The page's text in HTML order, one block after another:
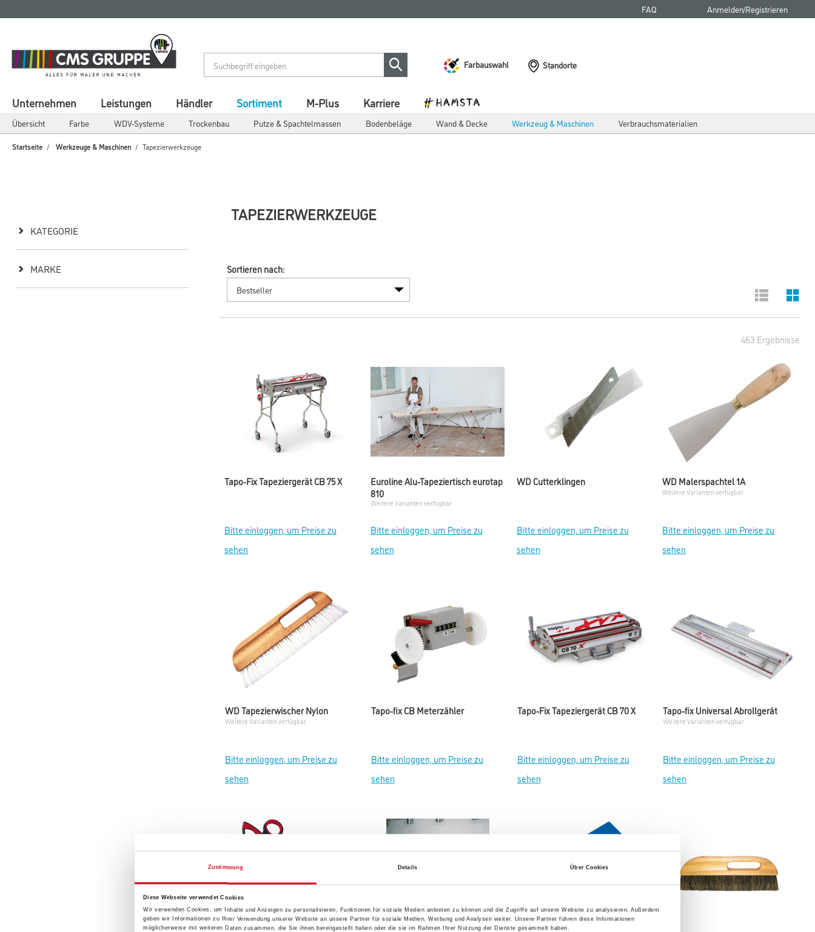
Zustimmung Details Über Cookies
Diese Webseite verwendet Cookies
Wir verwenden Cookies, um Inhalte und Anzeigen zu personalisieren, Funktionen für soziale Medien anbieten zu können und die Zugriffe auf unsere Website zu analysieren. Außerdem
geben wir Informationen zu Ihrer Verwendung unserer Website an unsere Partner für soziale Medien, Werbung und Analysen weiter. Unsere Partner führen diese Informationen
möglicherweise mit weiteren Daten zusammen, die Sie ihnen bereitgestellt haben oder die sie im Rahmen Ihrer Nutzung der Dienste gesammelt haben.
springen
springen
FAQ Anmelden/Registrieren
Farbauswahl Standorte
Unternehmen Leistungen Händler Sortiment
Übersicht Farbe WDV-Systeme Trockenbau Putze & Spachtelmassen Bodenbeläge Wand & Decke Werkzeug & Maschinen Verbrauchsmaterialien
M-Plus Karriere
Startseite Werkzeuge & Maschinen Tapezierwerkzeuge
KATEGORIE
MARKE
TAPEZIERWERKZEUGE
Sortieren nach:
463 Ergebnisse
Tapo-Fix Tapeziergerät CB 75 X
Bitte einloggen, um Preise zu
sehen
Euroline Alu-Tapeziertisch eurotap
810
Weitere Varianten verfügbar
Bitte einloggen, um Preise zu
sehen
WD Cutterklingen
Bitte einloggen, um Preise zu
sehen
WD Malerspachtel 1A
Weitere Varianten verfügbar
Bitte einloggen, um Preise zu
sehen
WD Tapezierwischer Nylon
Weitere Varianten verfügbar
Bitte einloggen, um Preise zu
sehen
Tapo-fix CB Meterzähler
Bitte einloggen, um Preise zu
sehen
Tapo-Fix Tapeziergerät CB 70 X
Bitte einloggen, um Preise zu
sehen
Tapo-fix Universal Abrollgerät
Weitere Varianten verfügbar
Bitte einloggen, um Preise zu
sehen